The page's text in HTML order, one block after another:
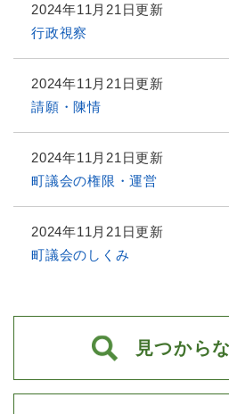
2024年11月21日更新
行政視察
2024年11月21日更新
請願・陳情
2024年11月21日更新
町議会の権限・運営
2024年11月21日更新
町議会のしくみ
見つから